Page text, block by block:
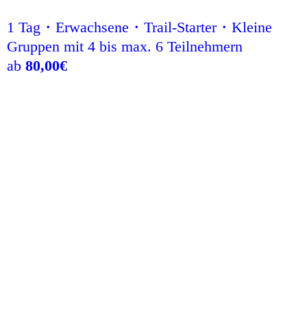
1 Tag・Erwachsene・Trail-Starter・Kleine
Gruppen mit 4 bis max. 6 Teilnehmern
ab 80,00€